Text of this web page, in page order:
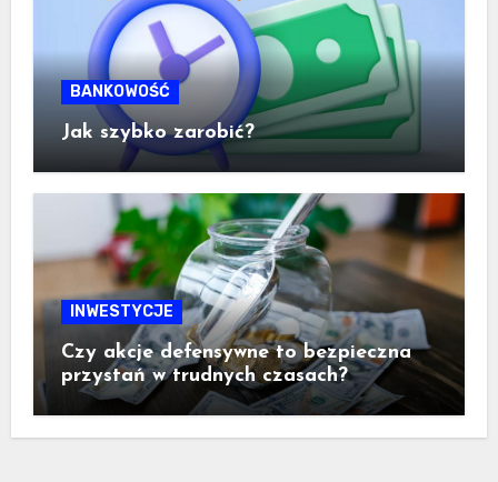
BANKOWOŚĆ
Jak szybko zarobić?
INWESTYCJE
Czy akcje defensywne to bezpieczna
przystań w trudnych czasach?